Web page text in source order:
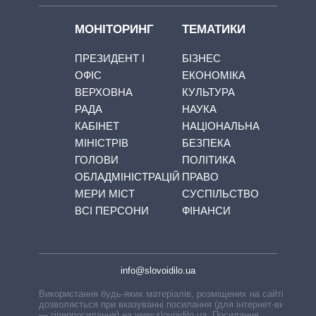
МОНІТОРИНГ
ПРЕЗИДЕНТ І
ОФІС
ВЕРХОВНА
РАДА
КАБІНЕТ
МІНІСТРІВ
ГОЛОВИ
ОБЛАДМІНІСТРАЦІЙ
МЕРИ МІСТ
ВСІ ПЕРСОНИ
ТЕМАТИКИ
БІЗНЕС
ЕКОНОМІКА
КУЛЬТУРА
НАУКА
НАЦІОНАЛЬНА
БЕЗПЕКА
ПОЛІТИКА
ПРАВО
СУСПІЛЬСТВО
ФІНАНСИ
info@slovoidilo.ua
Використання будь-яких матеріалів, розміщених на сайті,
дозволяється при вказуванні посилання (для інтернет-видань